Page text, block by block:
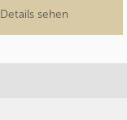
Details sehen